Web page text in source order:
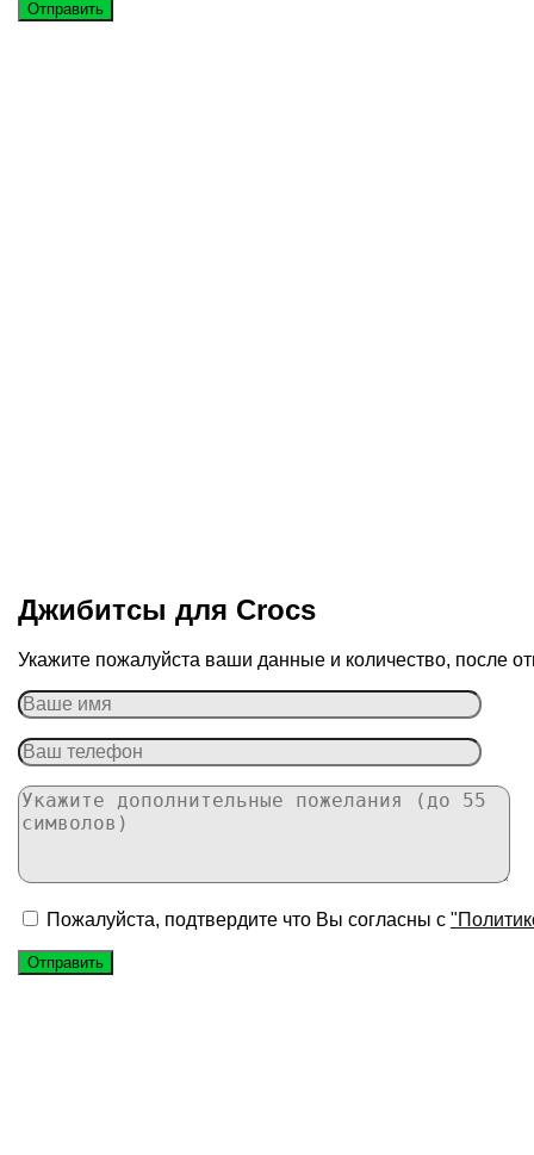
Джибитсы для Сrocs
Укажите пожалуйста ваши данные и количество, после
Пожалуйста, подтвердите что Вы согласны с